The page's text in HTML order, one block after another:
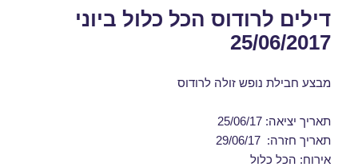
דילים לרודוס הכל כלול ביוני
25/06/2017
מבצע חבילת נופש זולה לרודוס
תאריך יציאה: 25/06/17
תאריך חזרה: 29/06/17
אירוח: הכל כלול